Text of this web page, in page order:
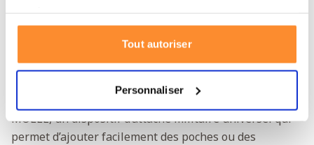
Tout autoriser
Personnaliser
spécialement conçu pour accueillir un ordinateur
portable ou tout autre matériel fragile.
Système MOLLE
Les faces avant et latérales sont équipées du système
MOLLE, un dispositif d’attache militaire universel qui
permet d’ajouter facilement des poches ou des